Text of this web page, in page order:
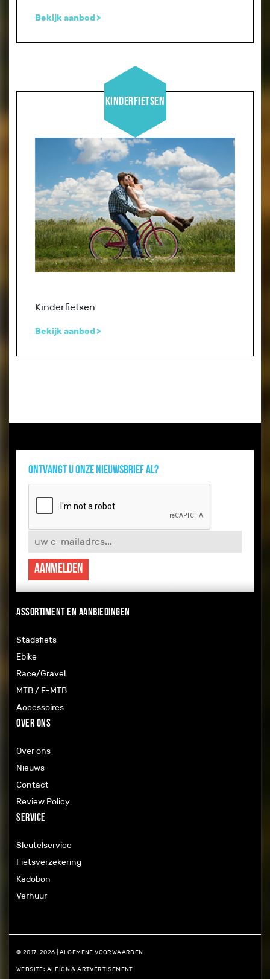
Bekijk aanbod
Kinderfietsen
Kinderfietsen
Bekijk aanbod
Ontvangt u onze nieuwsbrief al?
Aanmelden
Assortiment en aanbiedingen
Stadsfiets
Ebike
Race/Gravel
MTB / E-MTB
Accessoires
Over ons
Over ons
Nieuws
Contact
Review Policy
Service
Sleutelservice
Fietsverzekering
Kadobon
Verhuur
© 2017-2026 | ALGEMENE VOORWAARDEN
WEBSITE: ALFION &ARTVERTISEMENT